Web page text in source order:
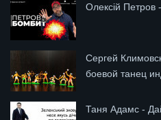
Олексій
Сергей
боевой танец
Таня Адамс -